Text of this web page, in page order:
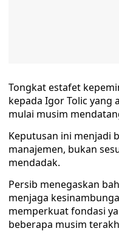
Tongkat estafet
kepada Igor Tolic yang
mulai musim
Keputusan ini menjadi
manajemen, bukan
mendadak.
Persib menegaskan
menjaga
memperkuat fondasi
beberapa musim